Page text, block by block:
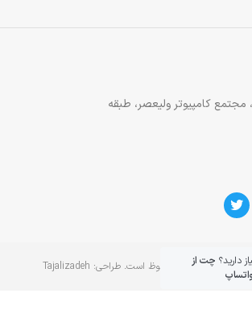
مجتمع کامپیوتر ولیعصر، طبقه
آژمان آی تی محفوظ است. طراحی: Tajalizadeh دارید؟ چت از